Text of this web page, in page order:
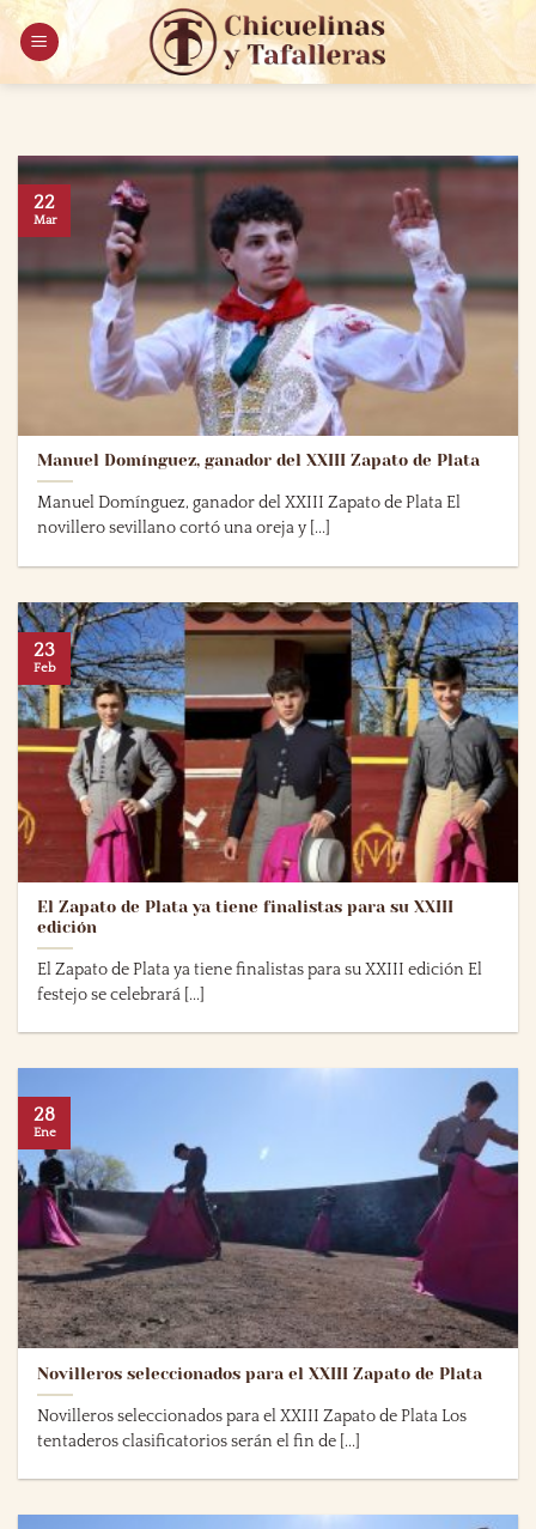
Saltar
contenido
Manuel Domínguez, ganador del XXIII Zapato de Plata
Manuel Domínguez, ganador del XXIII Zapato de Plata El
novillero sevillano cortó una oreja y [...]
22
Mar
El Zapato de Plata ya tiene finalistas para su XXIII
edición
El Zapato de Plata ya tiene finalistas para su XXIII edición El
festejo se celebrará [...]
23
Feb
Novilleros seleccionados para el XXIII Zapato de Plata
Novilleros seleccionados para el XXIII Zapato de Plata Los
tentaderos clasificatorios serán el fin de [...]
28
Ene